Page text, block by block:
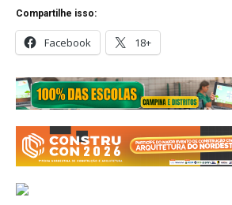
Compartilhe isso:
Facebook 18+